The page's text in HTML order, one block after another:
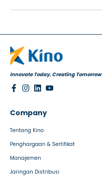
Innovate Today, Creating Tomorrow
Company
Tentang Kino
Penghargaan & Sertifikat
Manajemen
Jaringan Distribusi